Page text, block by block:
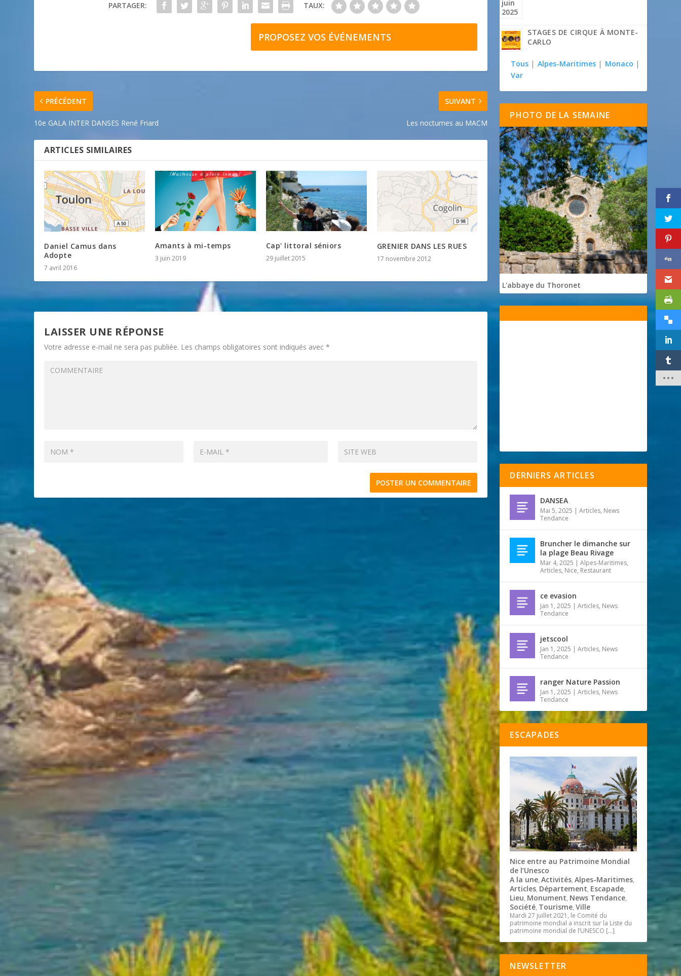
PARTAGER: TAUX:
PROPOSEZ VOS ÉVÉNEMENTS
PRÉCÉDENT
10e GALA INTER DANSES René Friard
SUIVANT
Les nocturnes au MACM
ARTICLES SIMILAIRES
Daniel Camus dans
Adopte
7 avril 2016
Amants à mi-temps
3 juin 2019
Cap' littoral séniors
29 juillet 2015
GRENIER DANS LES RUES
17 novembre 2012
LAISSER UNE RÉPONSE
Votre adresse e-mail ne sera pas publiée. Les champs obligatoires sont indiqués avec*
STAGES DE CIRQUE À MONTE-
CARLO
Tous | Alpes-Maritimes | Monaco |
Var
PHOTO DE LA SEMAINE
L'abbaye du Thoronet
DERNIERS ARTICLES
DANSEA
Mai 5, 2025 |Articles, News
Tendance
Bruncher le dimanche sur
la plage Beau Rivage
Mar 4, 2025 |Alpes-Maritimes,
Articles, Nice, Restaurant
ce evasion
Jan 1, 2025 |Articles, News
Tendance
jetscool
Jan 1, 2025 |Articles, News
Tendance
ranger Nature Passion
Jan 1, 2025 |Articles, News
Tendance
ESCAPADES
Nice entre au Patrimoine Mondial
de l’Unesco
A la une,Activités,Alpes-Maritimes,
Articles, Département, Escapade,
Lieu, Monument, News Tendance,
Société, Tourisme,Ville
Mardi 27 juillet 2021, le Comité du
patrimoine mondial a inscrit sur la Liste du
patrimoine mondial de l’UNESCO […]
NEWSLETTER